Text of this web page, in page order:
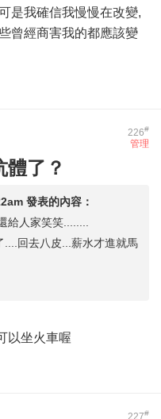
是我確信我慢慢在改變,
曾經商害我的都應該變
226#
管理
體了？
發表的內容：
給人家笑笑........
回去八皮...薪水才進就馬
以坐火車喔
227#